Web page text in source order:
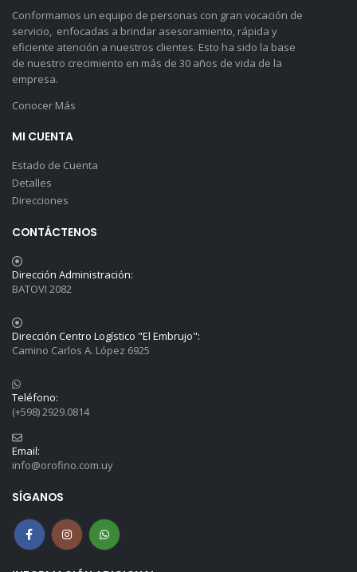
Conformamos un equipo de personas con gran vocación de
servicio, enfocadas a brindar asesoramiento, rápida y
eficiente atención a nuestros clientes. Esto ha sido la base
de nuestro crecimiento en más de 30 años de vida de la
empresa.
Conocer Más
MI CUENTA
Estado de Cuenta
Detalles
Direcciones
CONTÁCTENOS
Dirección Administración:
BATOVI 2082
Dirección Centro Logístico "El Embrujo":
Camino Carlos A. López 6925
Teléfono:
(+598) 2929.0814
Email:
info@orofino.com.uy
SÍGANOS